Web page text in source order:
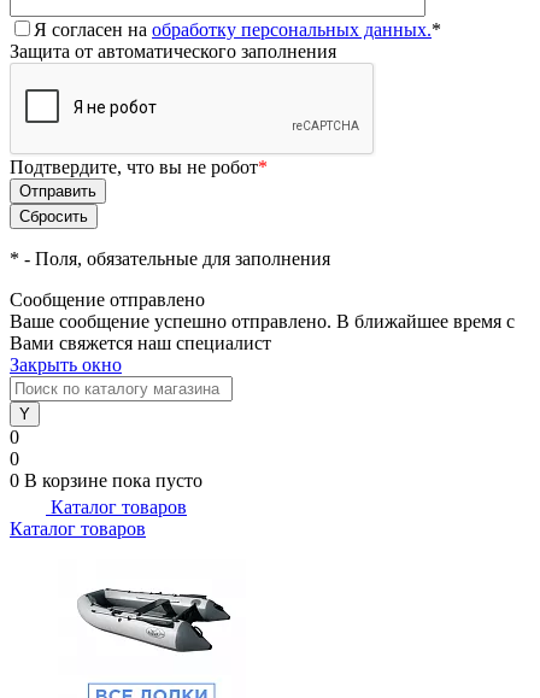
Я согласен на обработку персональных данных.*
Защита от автоматического заполнения
Подтвердите, что вы не робот*
* - Поля, обязательные для заполнения
Сообщение отправлено
Ваше сообщение успешно отправлено. В ближайшее время с
Вами свяжется наш специалист
Закрыть окно
0
0
0 В корзине пока пусто
Каталог товаров
Каталог товаров